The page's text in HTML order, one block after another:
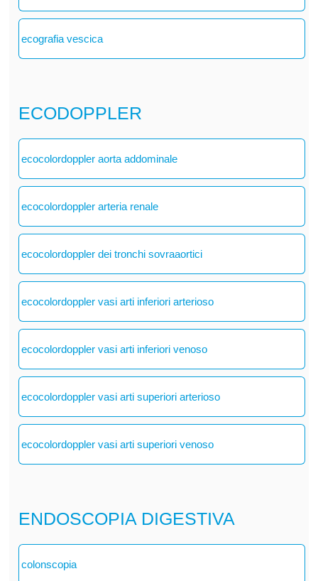
ecografia vescica
ECODOPPLER
ecocolordoppler aorta addominale
ecocolordoppler arteria renale
ecocolordoppler dei tronchi sovraaortici
ecocolordoppler vasi arti inferiori arterioso
ecocolordoppler vasi arti inferiori venoso
ecocolordoppler vasi arti superiori arterioso
ecocolordoppler vasi arti superiori venoso
ENDOSCOPIA DIGESTIVA
colonscopia